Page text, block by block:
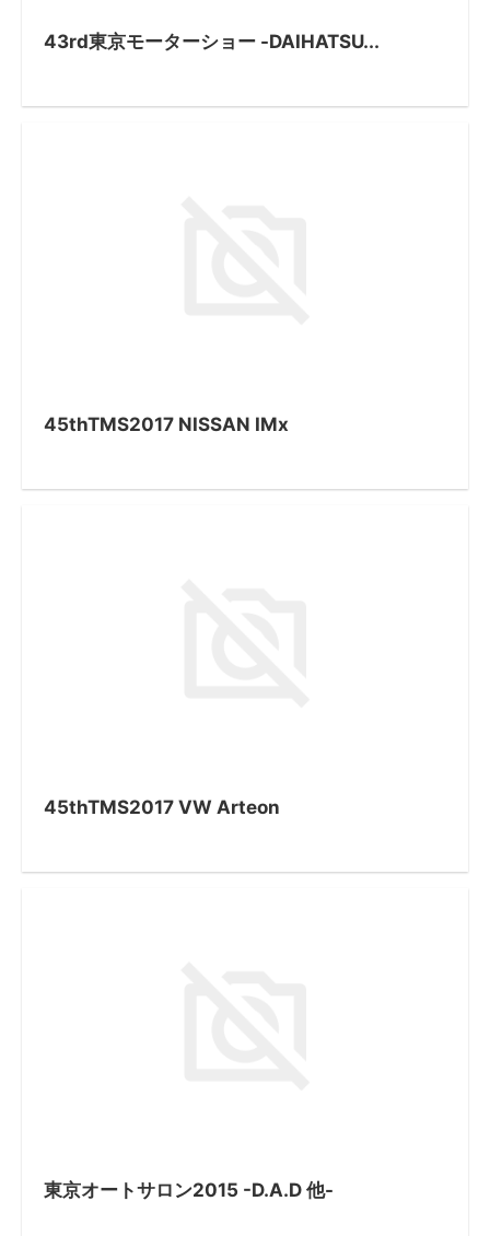
43rd東京モーターショー -DAIHATSU...
45thTMS2017 NISSAN IMx
45thTMS2017 VW Arteon
東京オートサロン2015 -D.A.D 他-